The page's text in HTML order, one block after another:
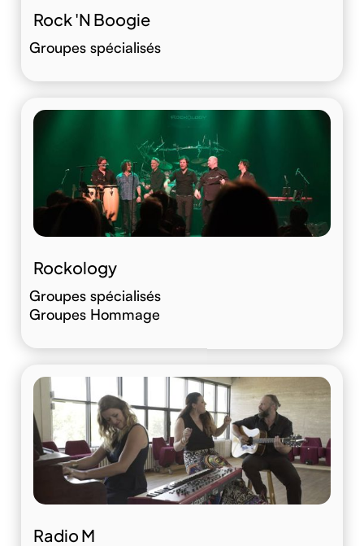
Rock 'N Boogie
Groupes spécialisés
Rockology
Groupes spécialisés
Groupes Hommage
Radio M